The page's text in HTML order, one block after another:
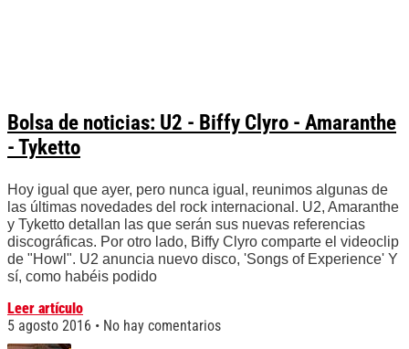
Bolsa de noticias: U2 - Biffy Clyro - Amaranthe
- Tyketto
Hoy igual que ayer, pero nunca igual, reunimos algunas de
las últimas novedades del rock internacional. U2, Amaranthe
y Tyketto detallan las que serán sus nuevas referencias
discográficas. Por otro lado, Biffy Clyro comparte el videoclip
de "Howl". U2 anuncia nuevo disco, 'Songs of Experience' Y
sí, como habéis podido
Leer artículo
5 agosto 2016
No hay comentarios